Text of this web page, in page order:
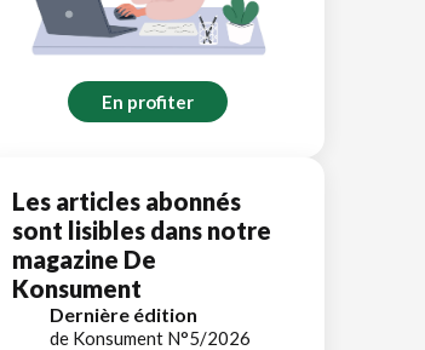
En profiter
Les articles abonnés
sont lisibles dans notre
magazine De
Konsument
Dernière édition
de Konsument N°5/2026